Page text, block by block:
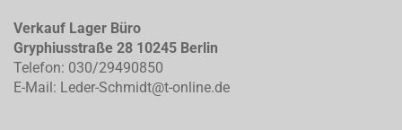
Verkauf Lager Büro
Gryphiusstraße 28 10245 Berlin
Telefon: 030/29490850
E-Mail: Leder-Schmidt@t-online.de